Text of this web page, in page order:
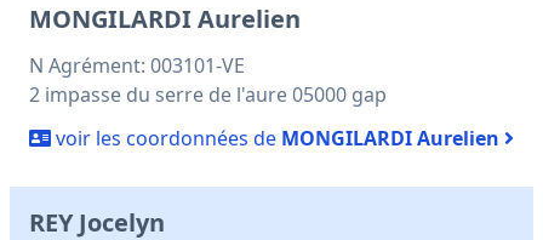
MONGILARDI Aurelien
N Agrément: 003101-VE
2 impasse du serre de l'aure 05000 gap
voir les coordonnées de MONGILARDI Aurelien
REY Jocelyn